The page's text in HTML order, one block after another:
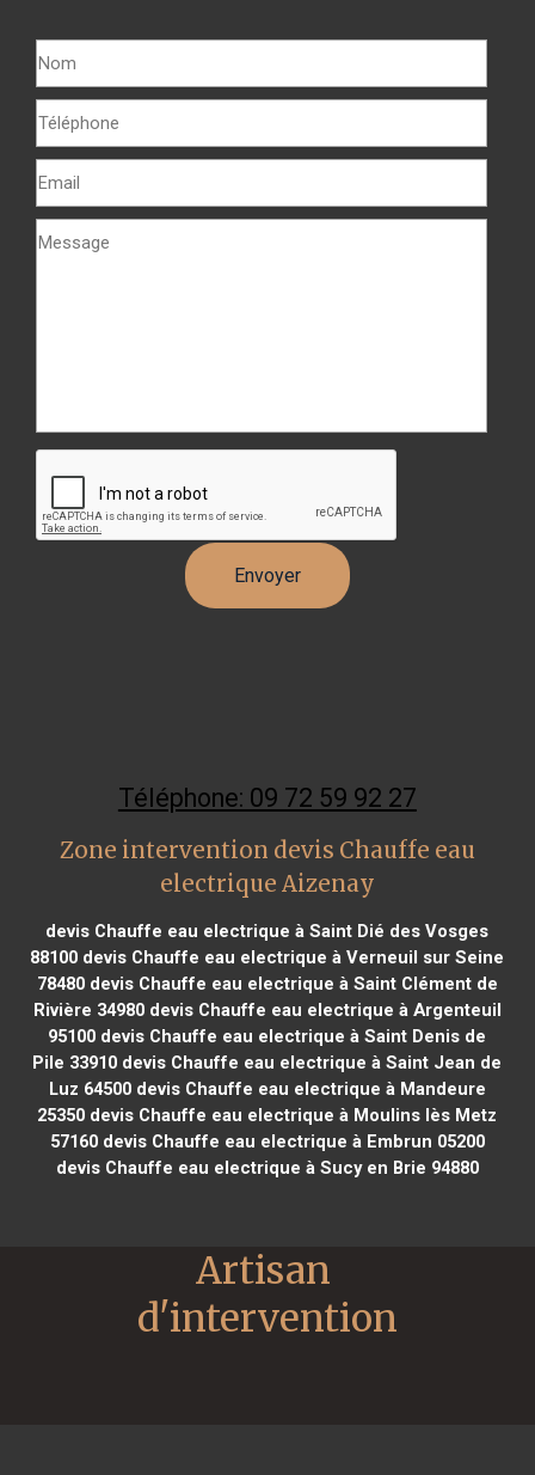
Téléphone: 09 72 59 92 27
Zone intervention devis Chauffe eau
electrique Aizenay
devis Chauffe eau electrique à Saint Dié des Vosges
88100 devis Chauffe eau electrique à Verneuil sur Seine
78480devis Chauffe eau electrique à Saint Clément de
Rivière 34980devis Chauffe eau electrique à Argenteuil
95100 devis Chauffe eau electrique à Saint Denis de
Pile 33910 devis Chauffe eau electrique à Saint Jean de
Luz 64500devis Chauffe eau electrique à Mandeure
25350 devis Chauffe eau electrique à Moulins lès Metz
57160devis Chauffe eau electrique à Embrun 05200
devis Chauffe eau electrique à Sucy en Brie 94880
Artisan
d'intervention